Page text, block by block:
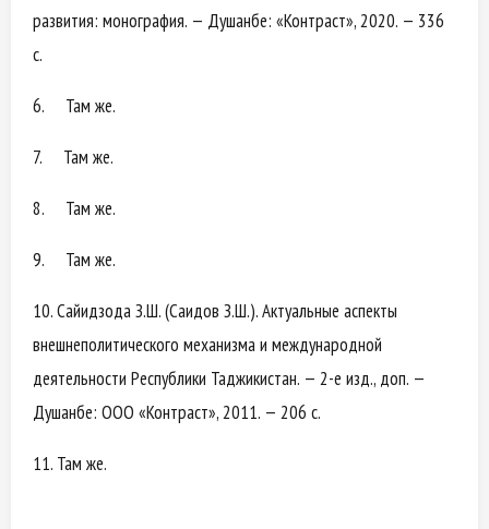
развития: монография. — Душанбе: «Контраст», 2020. — 336
с.
6. Там же.
7. Там же.
8. Там же.
9. Там же.
10. Сайидзода З.Ш. (Саидов З.Ш.). Актуальные аспекты
внешнеполитического механизма и международной
деятельности Республики Таджикистан. — 2-е изд., доп. —
Душанбе: ООО «Контраст», 2011. — 206 с.
11. Там же.